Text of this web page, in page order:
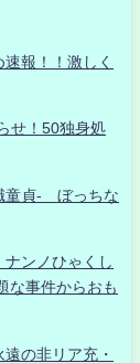
報！！激しく
せ！50独身処
童貞- ぼっちな
ンノひゃくし
な事件からおも
の非リア充・